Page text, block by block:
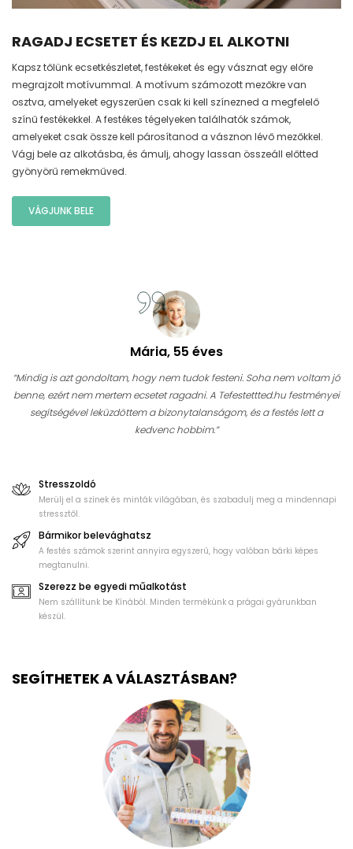
RAGADJ ECSETET ÉS KEZDJ EL ALKOTNI
Kapsz tőlünk ecsetkészletet, festékeket és egy vásznat egy előre
megrajzolt motívummal. A motívum számozott mezőkre van
osztva, amelyeket egyszerűen csak ki kell színezned a megfelelő
színű festékekkel. A festékes tégelyeken találhatók számok,
amelyeket csak össze kell párosítanod a vásznon lévő mezőkkel.
Vágj bele az alkotásba, és ámulj, ahogy lassan összeáll előtted
gyönyörű remekműved.
VÁGJUNK BELE
Mária, 55 éves
“Mindig is azt gondoltam, hogy nem tudok festeni. Soha nem voltam jó
benne, ezért nem mertem ecsetet ragadni. A Tefestettted.hu festményei
segítségével leküzdöttem a bizonytalanságom, és a festés lett a
kedvenc hobbim.”
Stresszoldó
Merülj el a színek és minták világában, és szabadulj meg a mindennapi
stressztől.
Bármikor belevághatsz
A festés számok szerint annyira egyszerű, hogy valóban bárki képes
megtanulni.
Szerezz be egyedi műalkotást
Nem szállítunk be Kínából. Minden termékünk a prágai gyárunkban
készül.
SEGÍTHETEK A VÁLASZTÁSBAN?